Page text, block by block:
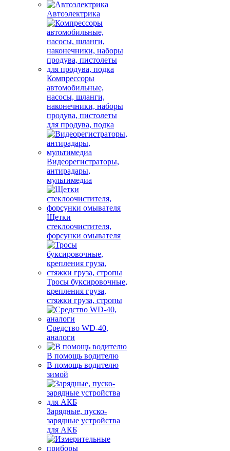
Автоэлектрика
Компрессоры
автомобильные,
насосы, шланги,
наконечники, наборы
продува, пистолеты
для продува, подка
Видеорегистраторы,
антирадары,
мультимедиа
Щетки
стеклоочистителя,
форсунки омывателя
Тросы буксировочные,
крепления груза,
стяжки груза, стропы
Средство WD-40,
аналоги
В помощь водителю
В помощь водителю
зимой
Зарядные, пуско-
зарядные устройства
для АКБ